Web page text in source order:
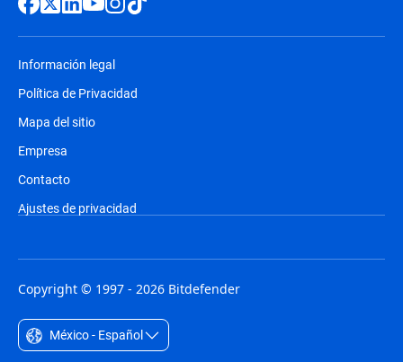
Información legal
Política de Privacidad
Mapa del sitio
Empresa
Contacto
Ajustes de privacidad
Copyright © 1997 - 2026 Bitdefender
México - Español